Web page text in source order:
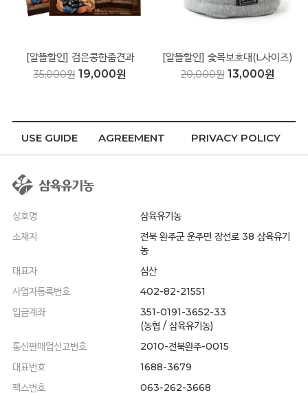
[알뜰할인] 검은콩한줌견과
25gX30봉
35,000원 19,000원
[알뜰할인] 숯목보호대(L사이즈)
20,000원 13,000원
USE GUIDE AGREEMENT PRIVACY POLICY
상호명
삼육유기농
소재지
전북 완주군 운주면 장선로 38 삼육유기
농
대표자
심산
사업자등록번호
402-82-21551
입금계좌
351-0191-3652-33
(농협 / 삼육유기농)
통신판매업신고번호
2010-전북완주-0015
대표번호
1688-3679
팩스번호
063-262-3668